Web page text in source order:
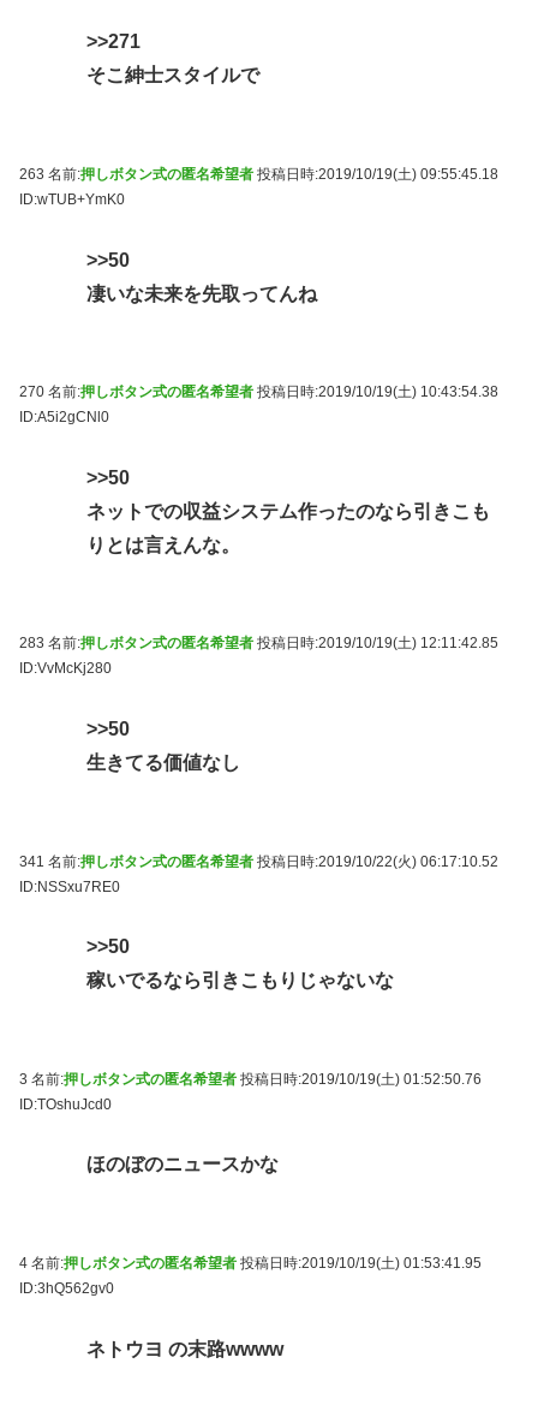
>>271
そこ紳士スタイルで
263 名前:押しボタン式の匿名希望者 投稿日時:2019/10/19(土) 09:55:45.18
ID:wTUB+YmK0
>>50
凄いな未来を先取ってんね
270 名前:押しボタン式の匿名希望者 投稿日時:2019/10/19(土) 10:43:54.38
ID:A5i2gCNl0
>>50
ネットでの収益システム作ったのなら引きこも
りとは言えんな。
283 名前:押しボタン式の匿名希望者 投稿日時:2019/10/19(土) 12:11:42.85
ID:VvMcKj280
>>50
生きてる価値なし
341 名前:押しボタン式の匿名希望者 投稿日時:2019/10/22(火) 06:17:10.52
ID:NSSxu7RE0
>>50
稼いでるなら引きこもりじゃないな
3 名前:押しボタン式の匿名希望者 投稿日時:2019/10/19(土) 01:52:50.76
ID:TOshuJcd0
ほのぼのニュースかな
4 名前:押しボタン式の匿名希望者 投稿日時:2019/10/19(土) 01:53:41.95
ID:3hQ562gv0
ネトウヨ の末路wwww